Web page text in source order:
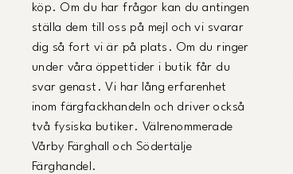
köp. Om du har frågor kan du antingen
ställa dem till oss på mejl och vi svarar
dig så fort vi är på plats. Om du ringer
under våra öppettider i butik får du
svar genast. Vi har lång erfarenhet
inom färgfackhandeln och driver också
två fysiska butiker. Välrenommerade
Vårby Färghall och Södertälje
Färghandel.